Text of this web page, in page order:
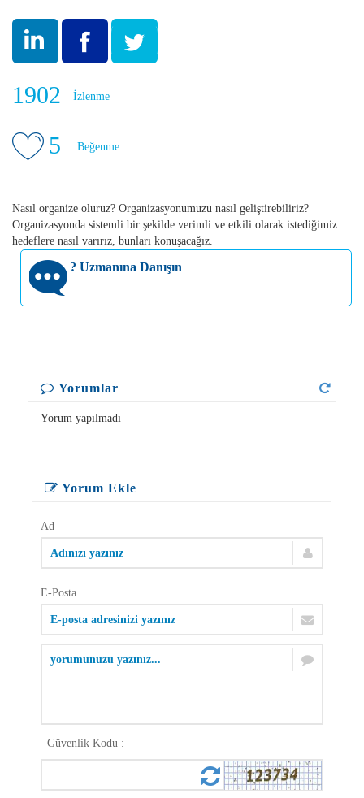
1902 İzlenme
5 Beğenme
Nasıl organize oluruz? Organizasyonumuzu nasıl geliştirebiliriz?
Organizasyonda sistemli bir şekilde verimli ve etkili olarak istediğimiz
hedeflere nasıl varırız, bunları konuşacağız.
? Uzmanına Danışın
Yorumlar
Yorum yapılmadı
Yorum Ekle
Ad
E-Posta
Güvenlik Kodu :